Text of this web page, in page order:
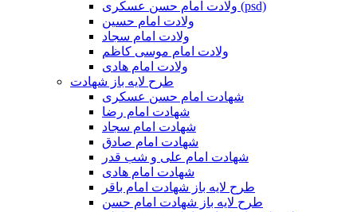
ولادت امام حسن عسکری (psd)
ولادت امام حسین
ولادت امام سجاد
ولادت امام موسی کاظم
ولادت امام هادی
طرح لایه باز شهادت
شهادت امام حسن عسکری
شهادت امام رضا
شهادت امام سجاد
شهادت امام صادق
شهادت امام علی و شب قدر
شهادت امام هادی
طرح لایه باز شهادت امام باقر
طرح لایه باز شهادت امام حسن